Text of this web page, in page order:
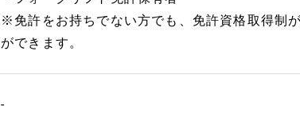
※免許をお持ちでない方でも、免許資格取得制
ができます。
-